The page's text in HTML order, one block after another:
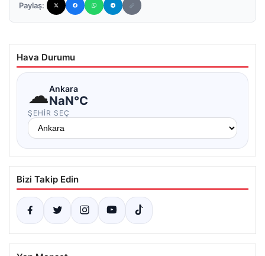
Paylaş:
Hava Durumu
☁Ankara
NaN°C
ŞEHIR SEÇ
Bizi Takip Edin